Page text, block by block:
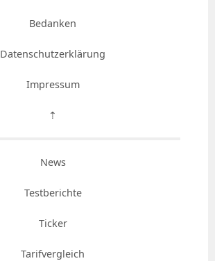
Bedanken
Datenschutzerklärung
Impressum
⇡
News
Testberichte
Ticker
Tarifvergleich